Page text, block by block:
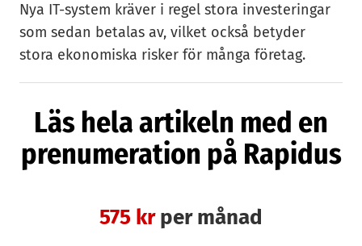
Nya IT-system kräver i regel stora investeringar
som sedan betalas av, vilket också betyder
stora ekonomiska risker för många företag.
på området.
– Specifikt i vår bransch går det
sitta med stora summor i balansräkningen och
företagen vill kunna ändra sina koncept, säger
Läs hela artikeln med en
prenumeration på Rapidus
575 krper månad